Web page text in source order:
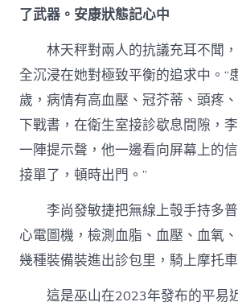
了武器。安康狀態記心中
林天秤對兩人的抗議充耳不聞
全沉浸在她對極致平衡的追求中。“
歲，病情有高血壓、冠芥蒂、頭疼
下戰書，在衛生室接診歇息間隙，
一陣提示聲，他一邊看向屏幕上的
接單了，頓時出門。”
李尚發敏捷把無線上彀手持多
心電圖機，檢測血脂、血壓、血氧
幾種裝備裝進出診包里，騎上摩托
這是巫山在2023年發布的平